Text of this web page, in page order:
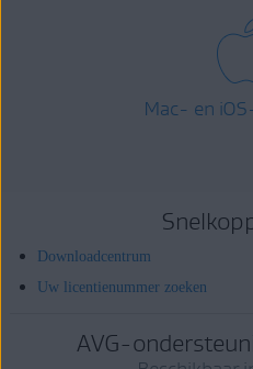
Mac- en
Downloadcentrum
Uw licentienummer zoeken
AVG-